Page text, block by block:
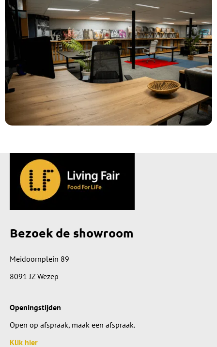
Bezoek de showroom
Meidoornplein 89
8091 JZ Wezep
Openingstijden
Open op afspraak, maak een afspraak.
Klik hier